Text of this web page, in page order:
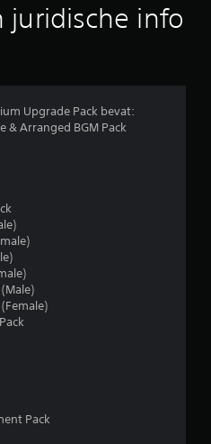
g
n
juridische info
Upgrade Pack bevat:
& Arranged BGM Pack
Pack